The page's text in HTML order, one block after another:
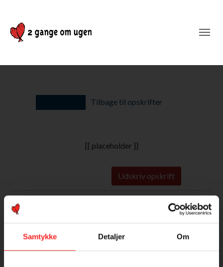
Samtykke Detaljer Om
Tilbage til opskrifter
[[ placeholder ]]
Udskriv opskrift
SÅDAN GØR DU
Brugt i denne ret